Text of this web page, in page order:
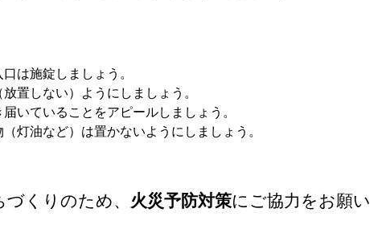
は施錠しましょう。
置しない）ようにしましょう。
いていることをアピールしましょう。
灯油など）は置かないようにしましょう。
くりのため、 火災予防対策にご協力をお願い